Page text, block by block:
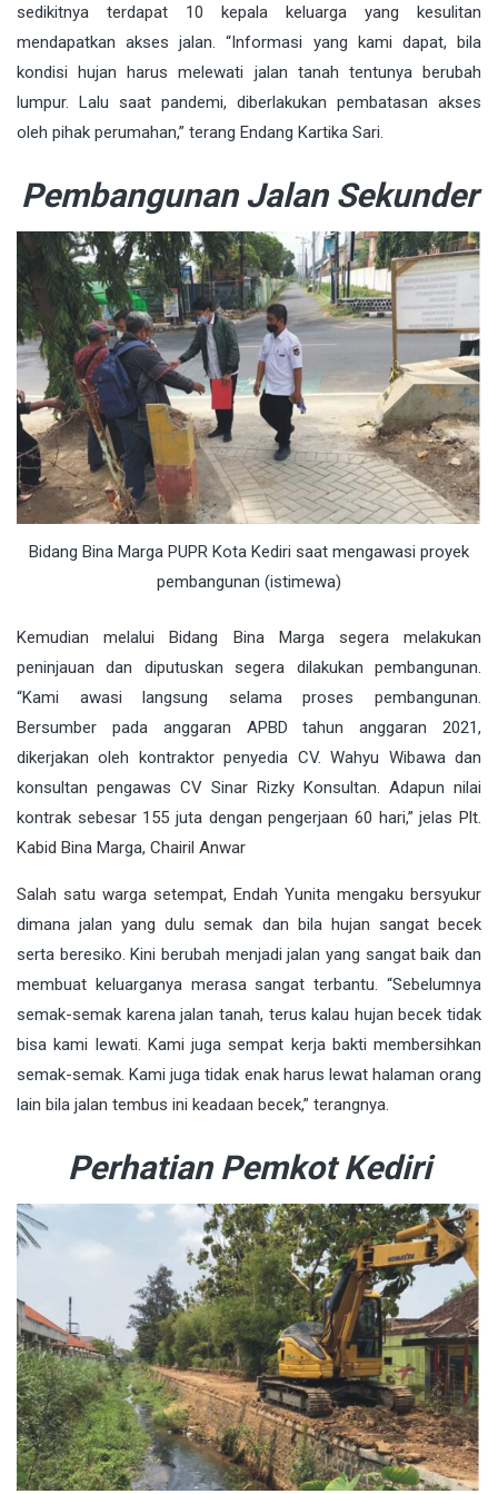
sedikitnya terdapat 10 kepala keluarga yang kesulitan
mendapatkan akses jalan. “Informasi yang kami dapat, bila
kondisi hujan harus melewati jalan tanah tentunya berubah
lumpur. Lalu saat pandemi, diberlakukan pembatasan akses
oleh pihak perumahan,” terang Endang Kartika Sari.
Pembangunan Jalan Sekunder
Bidang Bina Marga PUPR Kota Kediri saat mengawasi proyek
pembangunan (istimewa)
Kemudian melalui Bidang Bina Marga segera melakukan
peninjauan dan diputuskan segera dilakukan pembangunan.
“Kami awasi langsung selama proses pembangunan.
Bersumber pada anggaran APBD tahun anggaran 2021,
dikerjakan oleh kontraktor penyedia CV. Wahyu Wibawa dan
konsultan pengawas CV Sinar Rizky Konsultan. Adapun nilai
kontrak sebesar 155 juta dengan pengerjaan 60 hari,” jelas Plt.
Kabid Bina Marga, Chairil Anwar
Salah satu warga setempat, Endah Yunita mengaku bersyukur
dimana jalan yang dulu semak dan bila hujan sangat becek
serta beresiko. Kini berubah menjadi jalan yang sangat baik dan
membuat keluarganya merasa sangat terbantu. “Sebelumnya
semak-semak karena jalan tanah, terus kalau hujan becek tidak
bisa kami lewati. Kami juga sempat kerja bakti membersihkan
semak-semak. Kami juga tidak enak harus lewat halaman orang
lain bila jalan tembus ini keadaan becek,” terangnya.
Perhatian Pemkot Kediri